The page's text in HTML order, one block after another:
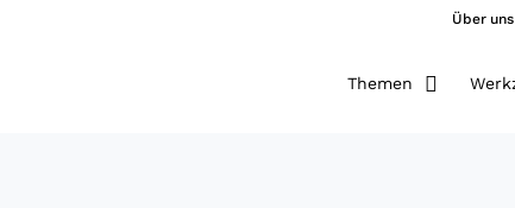
Über uns
Themen